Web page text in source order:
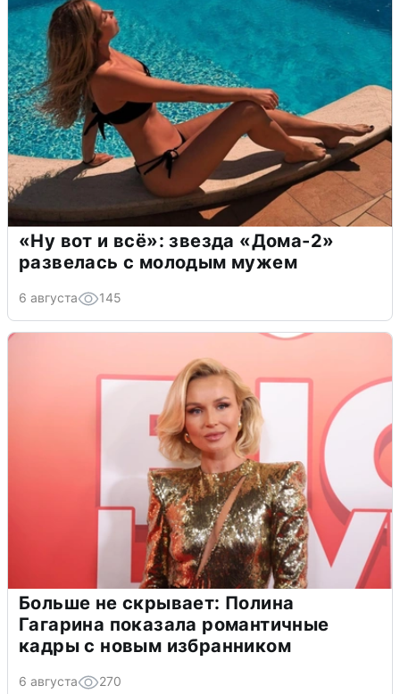
«Ну вот и всё»: звезда «Дома-2»
развелась с молодым мужем
6 августа 145
Больше не скрывает: Полина
Гагарина показала романтичные
кадры с новым избранником
6 августа 270